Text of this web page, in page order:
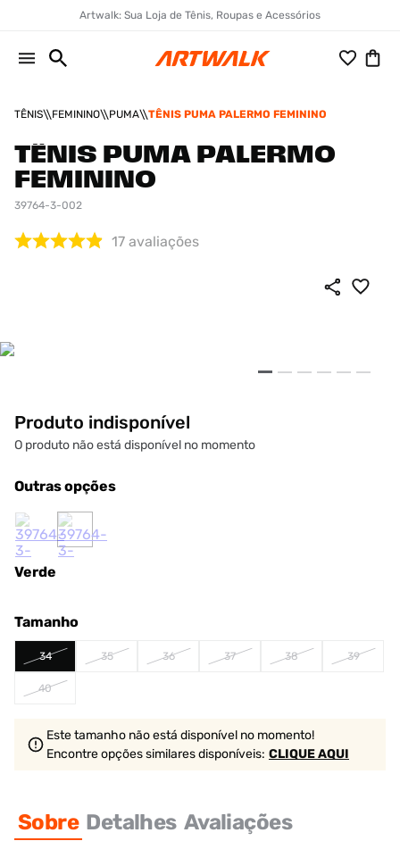
Artwalk: Sua Loja de Tênis, Roupas e Acessórios
TÊNIS FEMININO PUMA TÊNIS PUMA PALERMO FEMININO
TÊNIS PUMA PALERMO
FEMININO
39764-3-002
17 avaliações
Produto indisponível
O produto não está disponível no momento
Outras opções
Verde
Tamanho
34 35 36 37 38 39
40
Este tamanho não está disponível no momento!
Encontre opções similaresdisponíveis: CLIQUE AQUI
Sobre Detalhes Avaliações